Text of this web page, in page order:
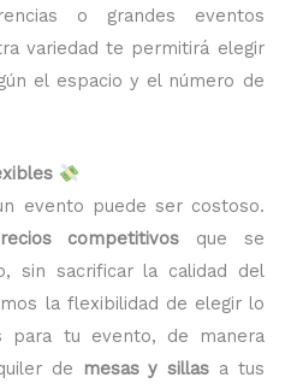
o grandes eventos
variedad te permitirá elegir
el espacio y el número de
evento puede ser costoso.
competitivos que se
sin sacrificar la calidad del
la flexibilidad de elegir lo
para tu evento, de manera
de
mesas y sillas a tus